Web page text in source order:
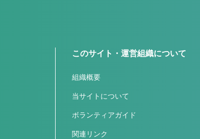
このサイト・運営組織について
組織概要
当サイトについて
ボランティアガイド
関連リンク